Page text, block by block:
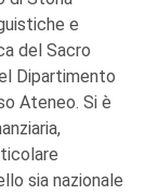
e
del Sacro
Dipartimento
Ateneo. Si è
sia nazionale